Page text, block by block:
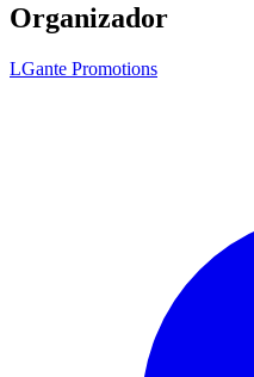
Organizador
LGante Promotions